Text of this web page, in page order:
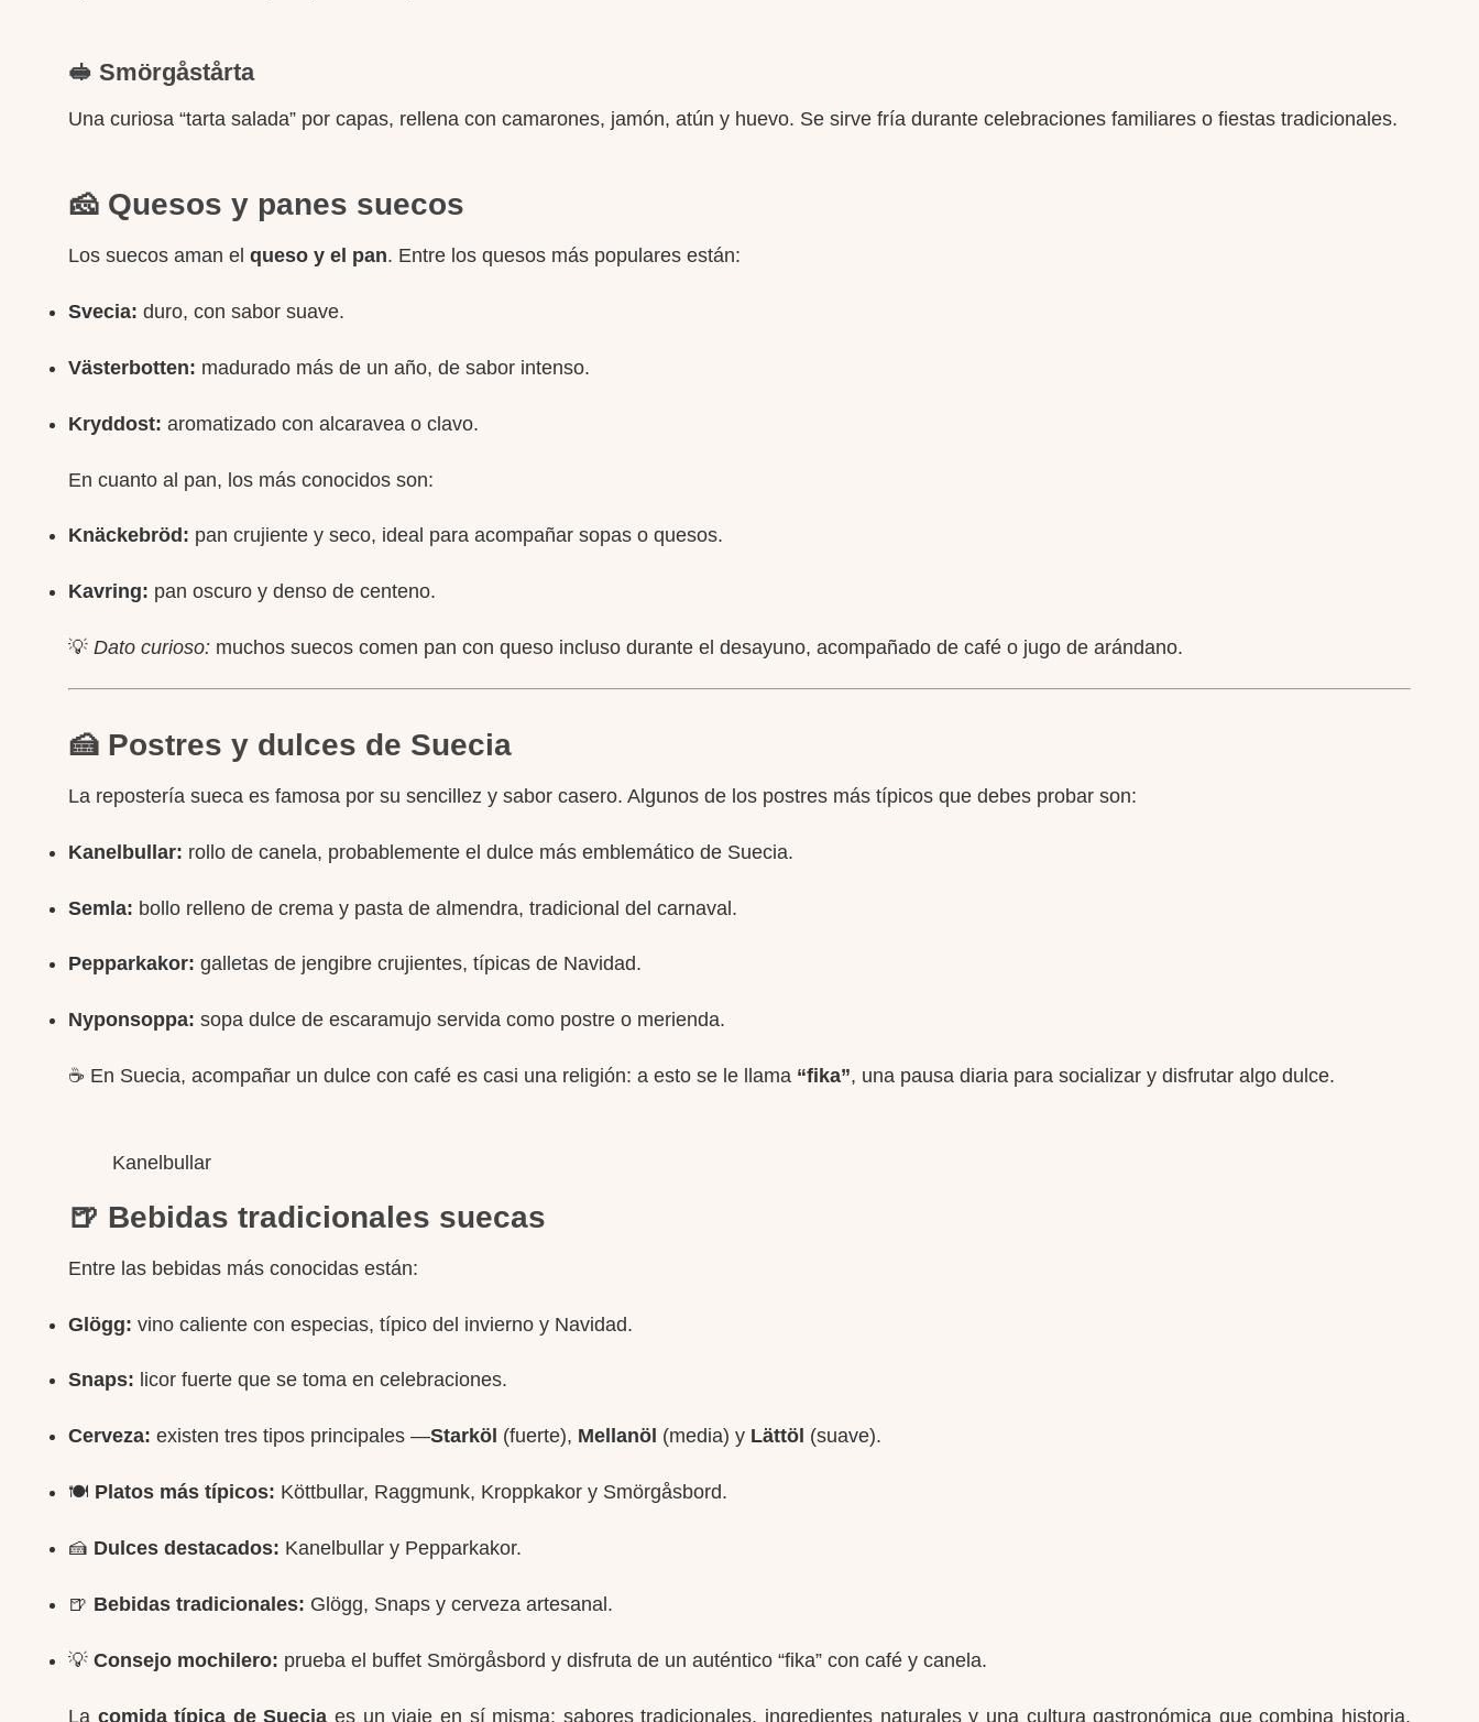
🥪 Smörgåstårta
Una curiosa “tarta salada” por capas, rellena con camarones, jamón, atún y huevo. Se sirve fría durante celebraciones familiares o fiestas tradicionales.
🧀 Quesos y panes suecos
Los suecos aman el queso y el pan. Entre los quesos más populares están:
Svecia: duro, con sabor suave.
Västerbotten: madurado más de un año, de sabor intenso.
Kryddost: aromatizado con alcaravea o clavo.
En cuanto al pan, los más conocidos son:
Knäckebröd: pan crujiente y seco, ideal para acompañar sopas o quesos.
Kavring: pan oscuro y denso de centeno.
💡 Dato curioso: muchos suecos comen pan con queso incluso durante el desayuno, acompañado de café o jugo de arándano.
🍰 Postres y dulces de Suecia
La repostería sueca es famosa por su sencillez y sabor casero. Algunos de los postres más típicos que debes probar son:
Kanelbullar: rollo de canela, probablemente el dulce más emblemático de Suecia.
Semla: bollo relleno de crema y pasta de almendra, tradicional del carnaval.
Pepparkakor: galletas de jengibre crujientes, típicas de Navidad.
Nyponsoppa: sopa dulce de escaramujo servida como postre o merienda.
☕ En Suecia, acompañar un dulce con café es casi una religión: a esto se le llama “fika”, una pausa diaria para socializar y disfrutar algo dulce.
Kanelbullar
🍺 Bebidas tradicionales suecas
Entre las bebidas más conocidas están:
Glögg: vino caliente con especias, típico del invierno y Navidad.
Snaps: licor fuerte que se toma en celebraciones.
Cerveza: existen tres tipos principales —Starköl (fuerte), Mellanöl (media) y Lättöl (suave).
🍽️ Platos más típicos: Köttbullar, Raggmunk, Kroppkakor y Smörgåsbord.
🍰 Dulces destacados: Kanelbullar y Pepparkakor.
🍺 Bebidas tradicionales: Glögg, Snaps y cerveza artesanal.
💡 Consejo mochilero: prueba el buffet Smörgåsbord y disfruta de un auténtico “fika” con café y canela.
La comida típica de Suecia es un viaje en sí misma: sabores tradicionales, ingredientes naturales y una cultura gastronómica que combina historia,